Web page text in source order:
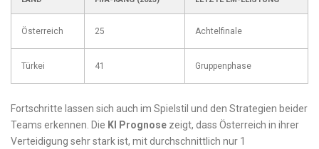
Österreich 25 Achtelfinale
Türkei 41 Gruppenphase
Fortschritte‍ lassen sich‌ auch im Spielstil und den Strategien beider⁣
Teams erkennen. Die KI Prognose zeigt,‍ dass Österreich in ihrer
⁤Verteidigung sehr stark ist, mit durchschnittlich nur 1